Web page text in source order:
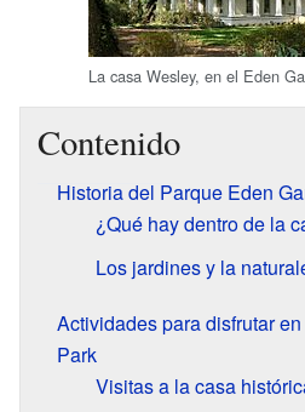
La casa Wesley, en el Eden
Contenido
Historia del Parque Eden
¿Qué hay dentro de la
Los jardines y la
Actividades para disfrutar
Park
Visitas a la casa